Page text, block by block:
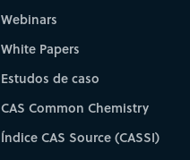
Webinars
White Papers
Estudos de caso
CAS Common Chemistry
Índice CAS Source (CASSI)